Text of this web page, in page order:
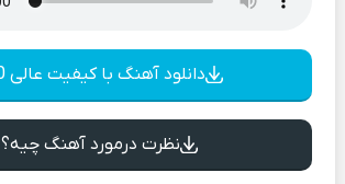
دانلود آهنگ با کیفیت عالی 320
نظرت درمورد آهنگ چیه؟